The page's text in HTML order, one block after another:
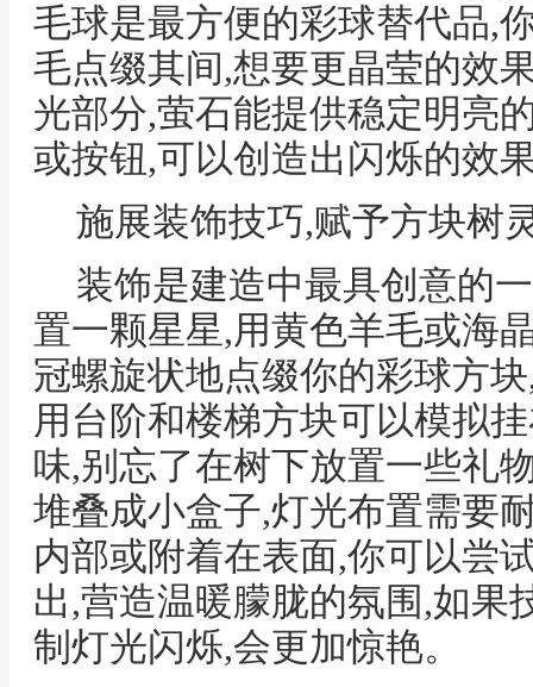
毛球是最方便的彩球替代品,
毛点缀其间,想要更晶莹的效
光部分,萤石能提供稳定明亮
或按钮,可以创造出闪烁的效
施展装饰技巧,赋予方块树
装饰是建造中最具创意的
置一颗星星,用黄色羊毛或海
冠螺旋状地点缀你的彩球方
用台阶和楼梯方块可以模拟
味,别忘了在树下放置一些礼
堆叠成小盒子,灯光布置需要
内部或附着在表面,你可以尝
出,营造温暖朦胧的氛围,如果
制灯光闪烁,会更加惊艳。